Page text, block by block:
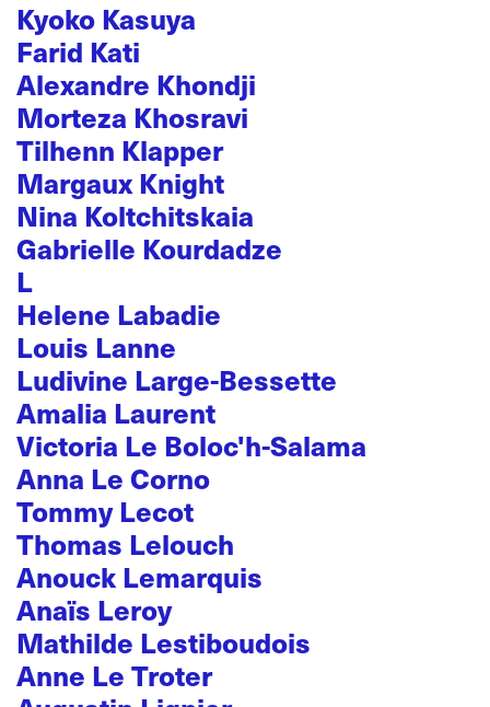
Kyoko Kasuya
Farid Kati
Alexandre Khondji
Morteza Khosravi
Tilhenn Klapper
Margaux Knight
Nina Koltchitskaia
Gabrielle Kourdadze
L
Helene Labadie
Louis Lanne
Ludivine Large-Bessette
Amalia Laurent
Victoria Le Boloc'h-Salama
Anna Le Corno
Tommy Lecot
Thomas Lelouch
Anouck Lemarquis
Anaïs Leroy
Mathilde Lestiboudois
Anne Le Troter